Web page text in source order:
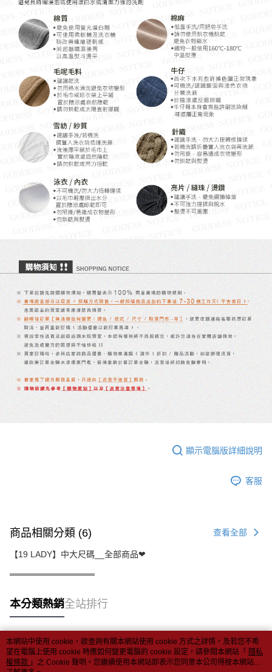
顯示電腦版詳細說明
客服
商品相關分類 (6) 查看全部
【19 LADY】中大尺碼__全部商品❤
══════════════
本分類熱銷全站排行
熱門標籤
本網站中使用 cookie，欲查詢有關本網站使用 cookie 方式之詳情，及若您不希
望在電腦上使用 cookie 時應如何變更電腦的 cookie 設定，請參閱本網站「 隱私
權條款 」之 Cookie 聲明。您繼續使用本網站即表示您同意本公司得按本網站使